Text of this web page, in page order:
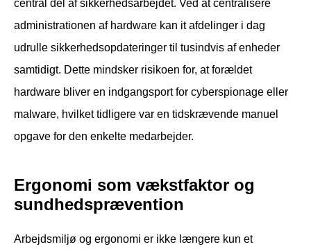
central del af sikkerhedsarbejdet. Ved at centralisere
administrationen af hardware kan it afdelinger i dag
udrulle sikkerhedsopdateringer til tusindvis af enheder
samtidigt. Dette mindsker risikoen for, at forældet
hardware bliver en indgangsport for cyberspionage eller
malware, hvilket tidligere var en tidskrævende manuel
opgave for den enkelte medarbejder.
Ergonomi som vækstfaktor og
sundhedsprævention
Arbejdsmiljø og ergonomi er ikke længere kun et